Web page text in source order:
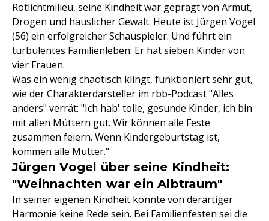
Rotlichtmilieu, seine Kindheit war geprägt von Armut,
Drogen und häuslicher Gewalt. Heute ist Jürgen Vogel
(56) ein erfolgreicher Schauspieler. Und führt ein
turbulentes Familienleben: Er hat sieben Kinder von
vier Frauen.
Was ein wenig chaotisch klingt, funktioniert sehr gut,
wie der Charakterdarsteller im rbb-Podcast "Alles
anders" verrät: "Ich hab' tolle, gesunde Kinder, ich bin
mit allen Müttern gut. Wir können alle Feste
zusammen feiern. Wenn Kindergeburtstag ist,
kommen alle Mütter."
Jürgen Vogel über seine Kindheit:
"Weihnachten war ein Albtraum"
In seiner eigenen Kindheit konnte von derartiger
Harmonie keine Rede sein. Bei Familienfesten sei die